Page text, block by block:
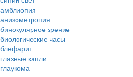
амблиопия
анизометропия
бинокулярное зрение
биологические часы
блефарит
глазные капли
глаукома